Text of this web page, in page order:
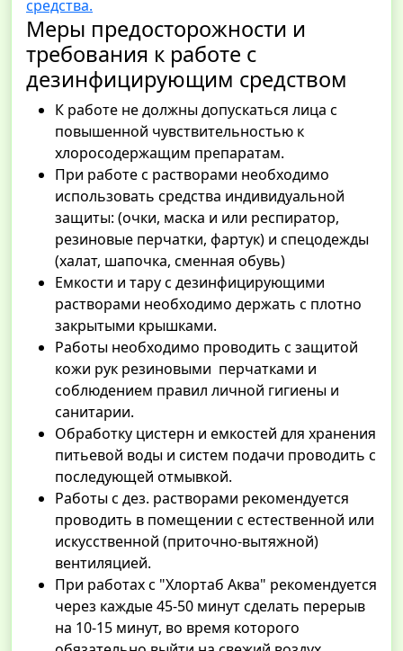
средства.
Меры предосторожности и
требования к работе с
дезинфицирующим средством
К работе не должны допускаться лица с
повышенной чувствительностью к
хлоросодержащим препаратам.
При работе с растворами необходимо
использовать средства индивидуальной
защиты: (очки, маска и или респиратор,
резиновые перчатки, фартук) и спецодежды
(халат, шапочка, сменная обувь)
Емкости и тару с дезинфицирующими
растворами необходимо держать с плотно
закрытыми крышками.
Работы необходимо проводить с защитой
кожи рук резиновыми перчатками и
соблюдением правил личной гигиены и
санитарии.
Обработку цистерн и емкостей для хранения
питьевой воды и систем подачи проводить с
последующей отмывкой.
Работы с дез. растворами рекомендуется
проводить в помещении с естественной или
искусственной (приточно-вытяжной)
вентиляцией.
При работах с "Хлортаб Аква" рекомендуется
через каждые 45-50 минут сделать перерыв
на 10-15 минут, во время которого